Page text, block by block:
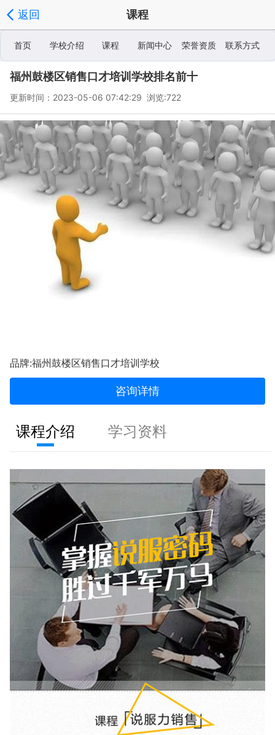
返回 课程
首页 学校介绍 课程 新闻中心 荣誉资质 联系方式
学校相册
福州鼓楼区销售口才培训学校排名前十
更新时间：2023-05-06 07:42:29 浏览:722
品牌:福州鼓楼区销售口才培训学校
咨询详情
课程介绍 学习资料